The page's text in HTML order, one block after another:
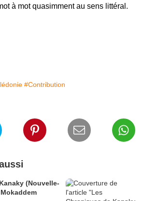
à mot quasimment au sens littéral.
#Contribution
(Nouvelle-